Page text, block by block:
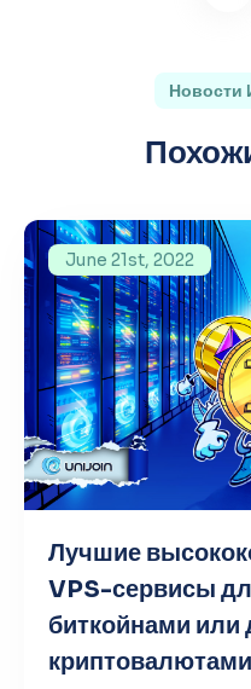
Новости
June 21st, 2022
Лучшие
VPS-сервисы
биткойнами или
криптовалютами